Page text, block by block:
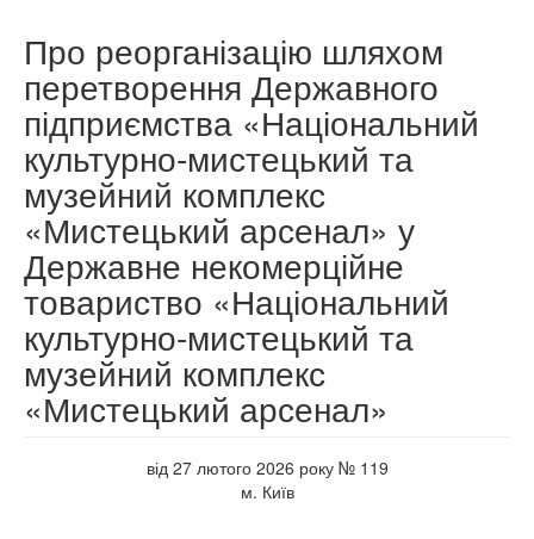
Про реорганізацію шляхом
перетворення Державного
підприємства «Національний
культурно-мистецький та
музейний комплекс
«Мистецький арсенал» у
Державне некомерційне
товариство «Національний
культурно-мистецький та
музейний комплекс
«Мистецький арсенал»
від 27 лютого 2026 року № 119
м. Київ